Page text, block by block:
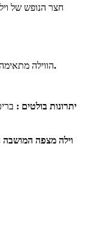
הווילהנופש עם לינה עד 14 מבוגרים או ילדים + 2 תינוקות / אירועים עד 20 איש.
יתרונות בולטים :
וילה מצפה המושבה